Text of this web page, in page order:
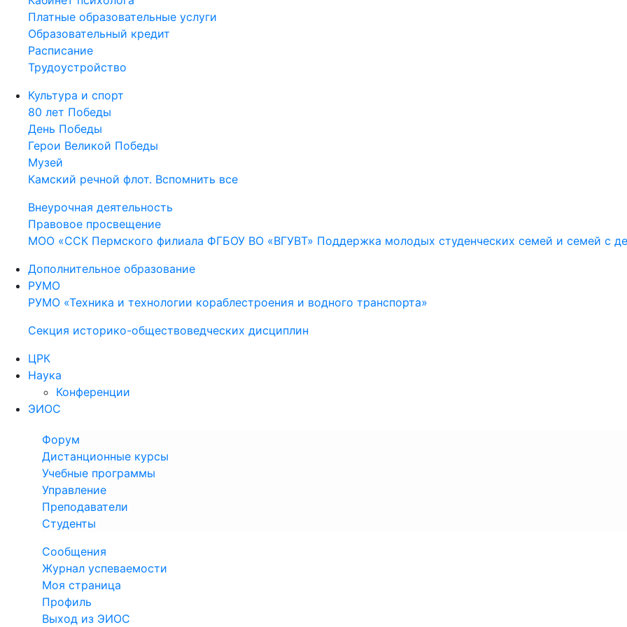
Платные образовательные услуги
Образовательный кредит
Расписание
Трудоустройство
Культура и спорт
80 лет Победы
День Победы
Герои Великой Победы
Музей
Камский речной флот. Вспомнить все
Внеурочная деятельность
Правовое просвещение
МОО «ССК Пермского филиала ФГБОУ ВО «ВГУВТ» Поддержка молодых студенческих семей и семей с
Дополнительное образование
РУМО
РУМО «Техника и технологии кораблестроения и водного транспорта»
Секция историко-обществоведческих дисциплин
ЦРК
Наука
Конференции
ЭИОС
Форум
Дистанционные курсы
Учебные программы
Управление
Преподаватели
Студенты
Сообщения
Журнал успеваемости
Моя страница
Профиль
Выход из ЭИОС